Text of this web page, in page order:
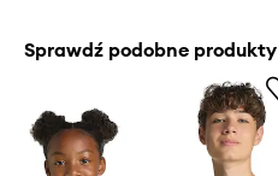
Sprawdź podobne produkty